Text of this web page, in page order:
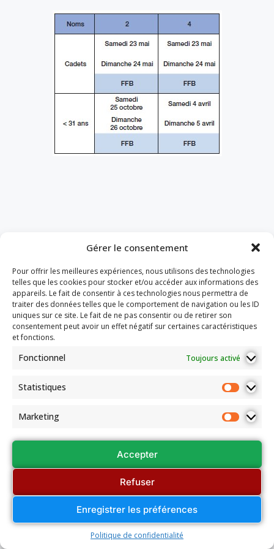
Gérer le consentement
Pour offrir les meilleures expériences, nous utilisons des technologies
telles que les cookies pour stocker et/ou accéder aux informations des
appareils. Le fait de consentir à ces technologies nous permettra de
traiter des données telles que le comportement de navigation ou les ID
uniques sur ce site. Le fait de ne pas consentir ou de retirer son
consentement peut avoir un effet négatif sur certaines caractéristiques
et fonctions.
Fonctionnel Toujours activé
Statistiques
Marketing
Accepter
Refuser
Enregistrer les préférences
Politique de confidentialité